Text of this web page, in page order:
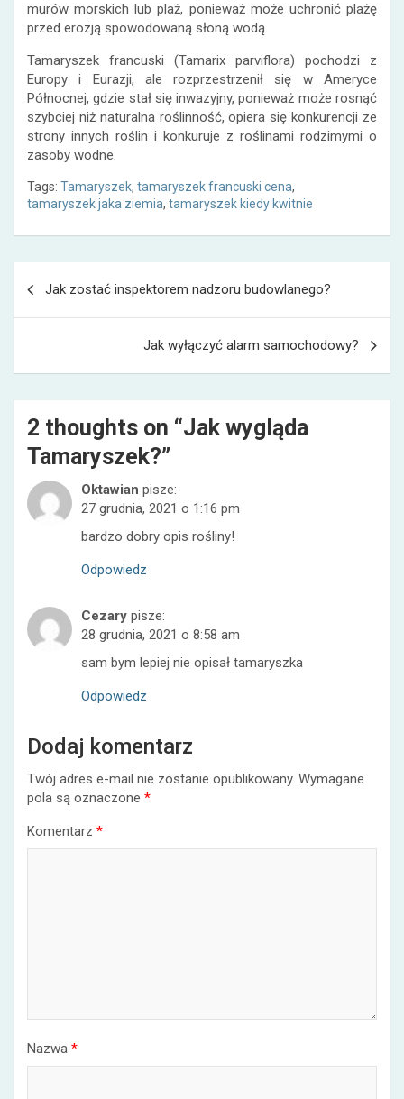
murów morskich lub plaż, ponieważ może uchronić plażę
przed erozją spowodowaną słoną wodą.
Tamaryszek francuski (Tamarix parviflora) pochodzi z
Europy i Eurazji, ale rozprzestrzenił się w Ameryce
Północnej, gdzie stał się inwazyjny, ponieważ może rosnąć
szybciej niż naturalna roślinność, opiera się konkurencji ze
strony innych roślin i konkuruje z roślinami rodzimymi o
zasoby wodne.
Tags: Tamaryszek, tamaryszek francuski cena,
tamaryszek jaka ziemia, tamaryszek kiedy kwitnie
Jak zostać inspektorem nadzoru budowlanego?
Jak wyłączyć alarm samochodowy?
2 thoughts on “Jak wygląda
Tamaryszek?”
Oktawian pisze:
27 grudnia, 2021 o 1:16 pm
bardzo dobry opis rośliny!
Odpowiedz
Cezary pisze:
28 grudnia, 2021 o 8:58 am
sam bym lepiej nie opisał tamaryszka
Odpowiedz
Dodaj komentarz
Twój adres e-mail nie zostanie opublikowany. Wymagane
pola są oznaczone *
Komentarz *
Nazwa *